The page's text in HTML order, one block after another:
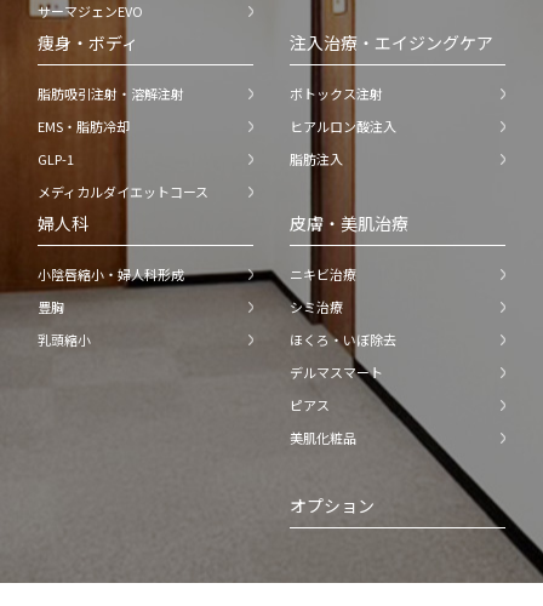
サーマジェンEVO
痩身・ボディ
脂肪吸引注射・溶解注射
EMS・脂肪冷却
GLP-1
メディカルダイエットコース
注入治療・エイジングケア
ボトックス注射
ヒアルロン酸注入
脂肪注入
婦人科
小陰唇縮小・婦人科形成
豊胸
乳頭縮小
皮膚・美肌治療
ニキビ治療
シミ治療
ほくろ・いぼ除去
デルマスマート
ピアス
美肌化粧品
オプション